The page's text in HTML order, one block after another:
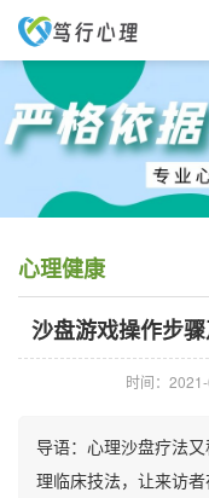
心理健康
沙盘游戏操作步
时间：
导语：心理沙盘疗法
理临床技法，让来访